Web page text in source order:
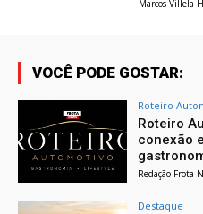
Marcos Villela
VOCÊ PODE GOSTAR:
Roteiro
Roteiro
conexão
Redação Frota
Destaque